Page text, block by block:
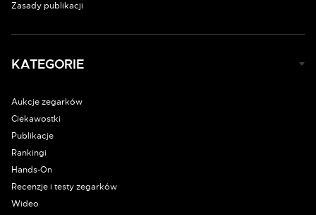
Zasady publikacji
KATEGORIE
Aukcje zegarków
Ciekawostki
Publikacje
Rankingi
Hands-On
Recenzje i testy zegarków
Wideo